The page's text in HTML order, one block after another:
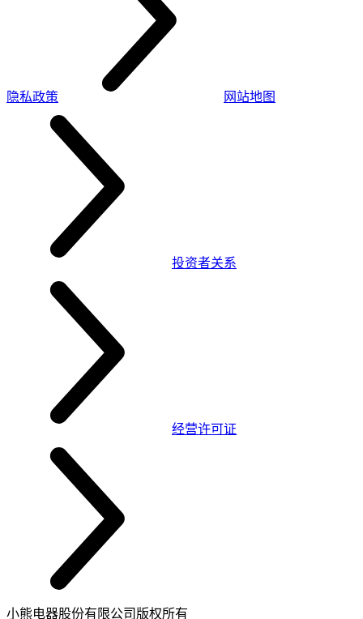
隐私政策 网站地图
投资者关系
经营许可证
小熊电器股份有限公司版权所有